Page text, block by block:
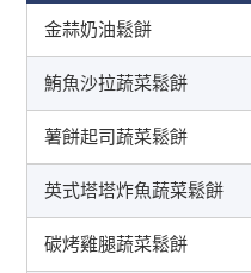
金蒜奶油鬆餅
鮪魚沙拉蔬菜鬆餅
薯餅起司蔬菜鬆餅
英式塔塔炸魚蔬菜鬆餅
碳烤雞腿蔬菜鬆餅